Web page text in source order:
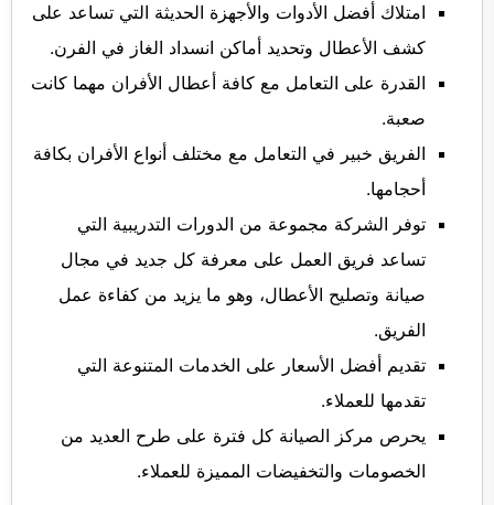
امتلاك أفضل الأدوات والأجهزة الحديثة التي تساعد على
كشف الأعطال وتحديد أماكن انسداد الغاز في الفرن.
القدرة على التعامل مع كافة أعطال الأفران مهما كانت
صعبة.
الفريق خبير في التعامل مع مختلف أنواع الأفران بكافة
أحجامها.
توفر الشركة مجموعة من الدورات التدريبية التي
تساعد فريق العمل على معرفة كل جديد في مجال
صيانة وتصليح الأعطال، وهو ما يزيد من كفاءة عمل
الفريق.
تقديم أفضل الأسعار على الخدمات المتنوعة التي
تقدمها للعملاء.
يحرص مركز الصيانة كل فترة على طرح العديد من
الخصومات والتخفيضات المميزة للعملاء.